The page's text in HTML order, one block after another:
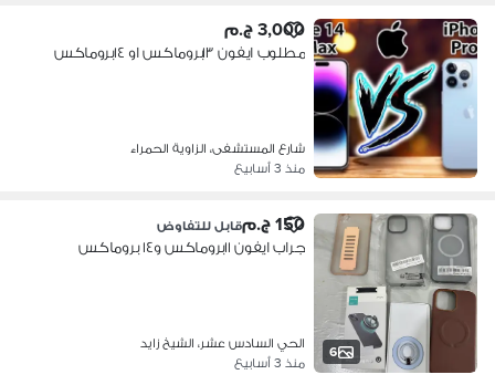
3,000 ج.م
مطلوب ايفون ١٣بروماكس او ١٤بروماكس
شارع المستشفى، الزاوية الحمراء
منذ 3 أسابيع
6
150 ج.م قابل للتفاوض
جراب ايفون ١١بروماكس و١٤ بروماكس
الحي السادس عشر، الشيخ زايد
منذ 3 أسابيع